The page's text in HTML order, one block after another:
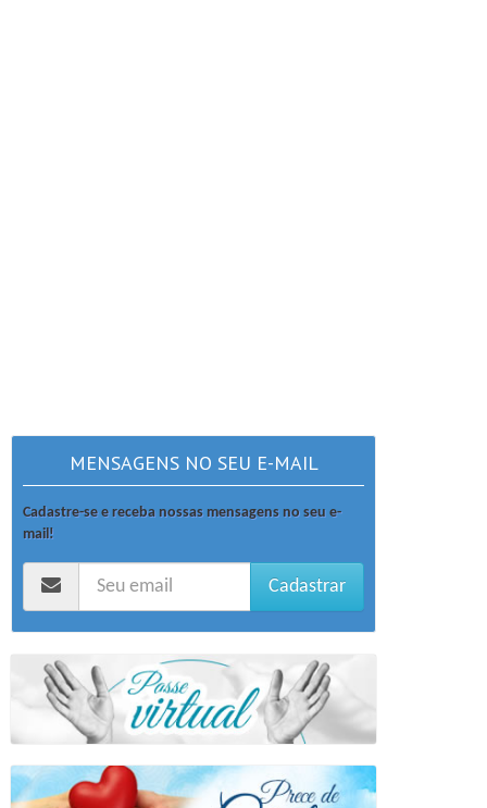
MENSAGENS NO SEU E-MAIL
Cadastre-se e receba nossas mensagens no seu e-
mail!
Cadastrar